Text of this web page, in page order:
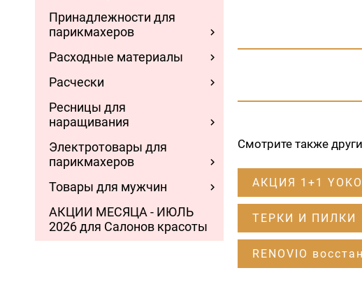
Принадлежности для
парикмахеров
Расходные материалы
Расчески
Ресницы для
наращивания
Электротовары для
парикмахеров
Товары для мужчин
АКЦИИ МЕСЯЦА - ИЮЛЬ
2026 для Салонов красоты
Смотрите также
АКЦИЯ 1+1
ТЕРКИ И ПИЛКИ
RENOVIO